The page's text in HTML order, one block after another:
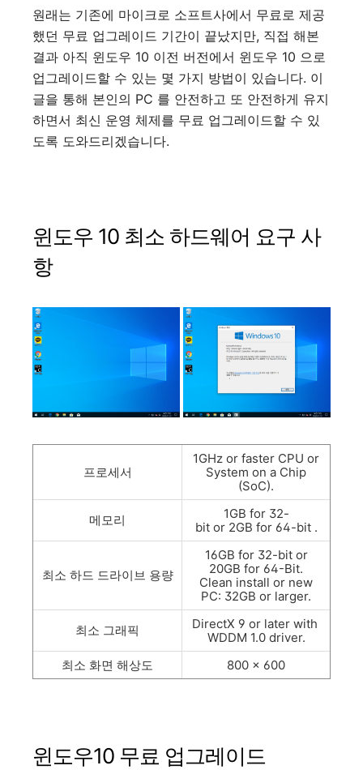
원래는 기존에 마이크로 소프트사에서 무료로 제공
했던 무료 업그레이드 기간이 끝났지만, 직접 해본
결과 아직 윈도우 10 이전 버전에서 윈도우 10 으로
업그레이드할 수 있는 몇 가지 방법이 있습니다. 이
글을 통해 본인의 PC 를 안전하고 또 안전하게 유지
하면서 최신 운영 체제를 무료 업그레이드할 수 있
도록 도와드리겠습니다.
윈도우 10 최소 하드웨어 요구 사
항
프로세서
1GHz or faster CPU or
System on a Chip
(SoC).
메모리
1GB for 32-
bit or 2GB for 64-bit .
최소 하드 드라이브 용량
16GB for 32-bit or
20GB for 64-Bit.
Clean install or new
PC: 32GB or larger.
최소 그래픽
DirectX 9 or later with
WDDM 1.0 driver.
최소 화면 해상도
800 x 600
윈도우10 무료 업그레이드